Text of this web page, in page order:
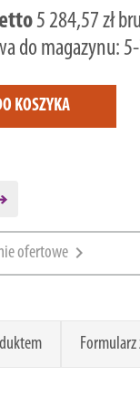
5 284,57 zł
do magazynu:
KOSZYKA
ofertowe chevron_right